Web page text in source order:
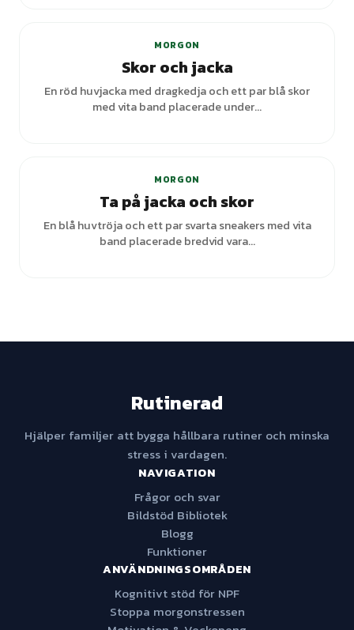
MORGON
Skor och jacka
En röd huvjacka med dragkedja och ett par blå skor
med vita band placerade under...
MORGON
Ta på jacka och skor
En blå huvtröja och ett par svarta sneakers med vita
band placerade bredvid vara...
Rutinerad
Hjälper familjer att bygga hållbara rutiner och minska
stress i vardagen.
NAVIGATION
Frågor och svar
Bildstöd Bibliotek
Blogg
Funktioner
ANVÄNDNINGSOMRÅDEN
Kognitivt stöd för NPF
Stoppa morgonstressen